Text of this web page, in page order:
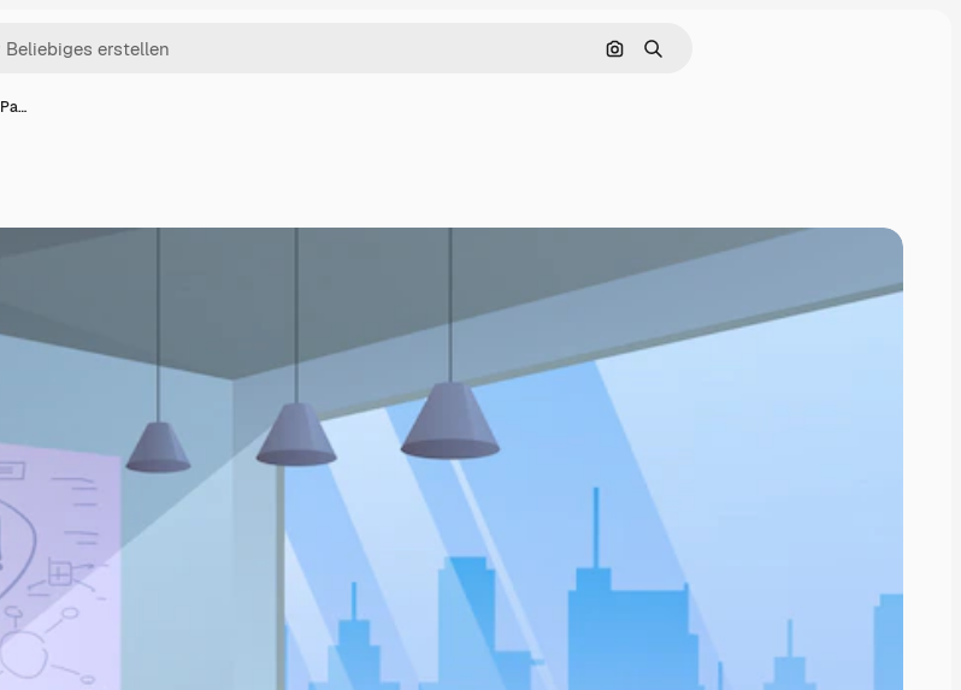
Nach Bild suchen
Suchen